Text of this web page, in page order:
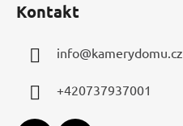
Kontakt
info@kamerydomu.cz
+420737937001